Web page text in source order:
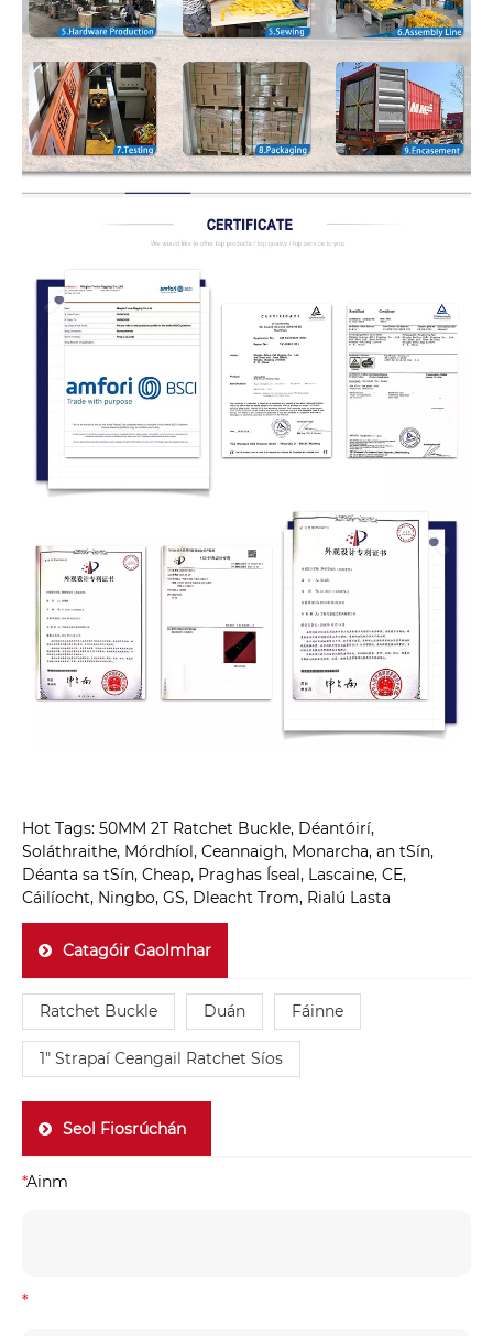
Hot Tags: 50MM 2T Ratchet Buckle, Déantóirí,
Soláthraithe, Mórdhíol, Ceannaigh, Monarcha, an tSín,
Déanta sa tSín, Cheap, Praghas Íseal, Lascaine, CE,
Cáilíocht, Ningbo, GS, Dleacht Trom, Rialú Lasta
Catagóir Gaolmhar
Ratchet Buckle Duán Fáinne
1" Strapaí Ceangail Ratchet Síos
Seol Fiosrúchán
*Ainm
*